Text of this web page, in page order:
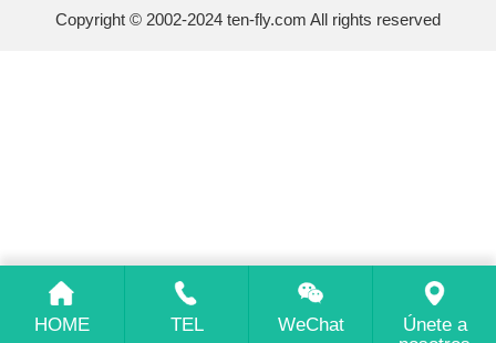
Copyright © 2002-2024 ten-fly.com All rights reserved
HOME TEL WeChat
Únete a